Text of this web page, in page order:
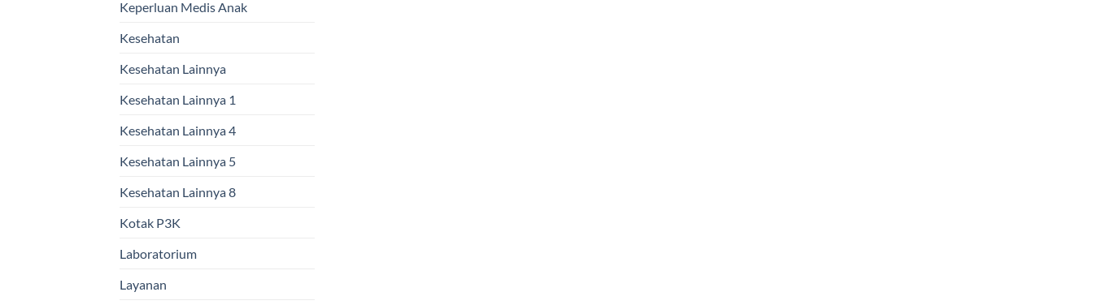
Keperluan Medis Anak
Kesehatan
Kesehatan Lainnya
Kesehatan Lainnya 1
Kesehatan Lainnya 4
Kesehatan Lainnya 5
Kesehatan Lainnya 8
Kotak P3K
Laboratorium
Layanan